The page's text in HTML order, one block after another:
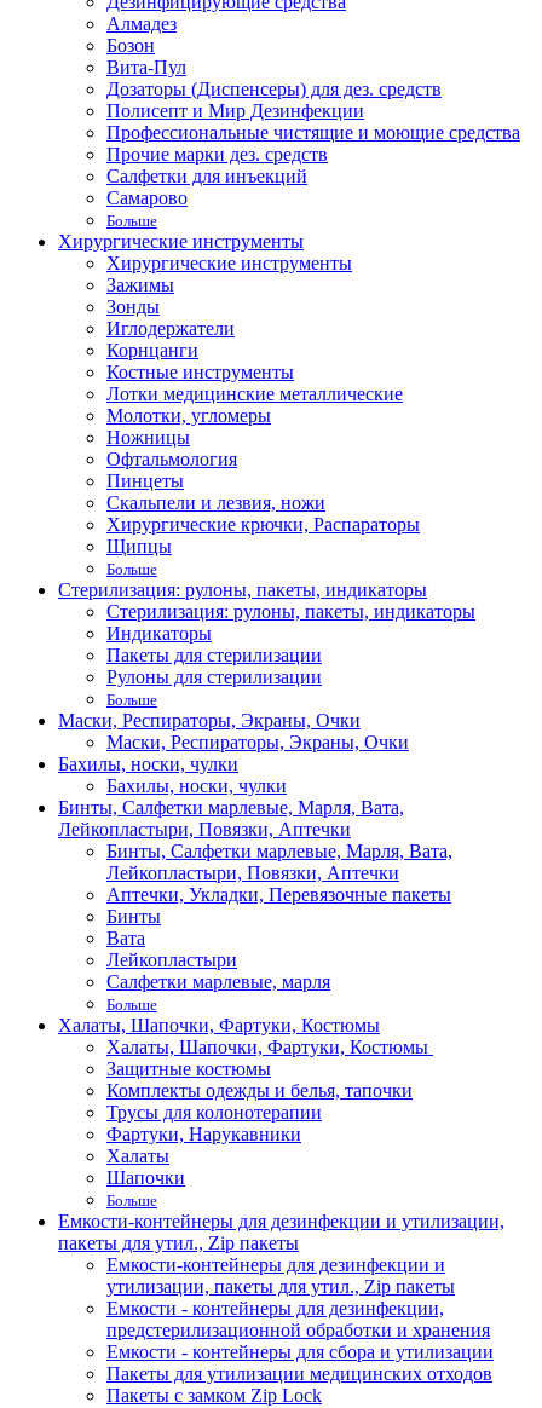
Алмадез
Бозон
Вита-Пул
Дозаторы (Диспенсеры) для дез. средств
Полисепт и Мир Дезинфекции
Профессиональные чистящие и моющие средства
Прочие марки дез. средств
Салфетки для инъекций
Самарово
Больше
Хирургические инструменты
Хирургические инструменты
Зажимы
Зонды
Иглодержатели
Корнцанги
Костные инструменты
Лотки медицинские металлические
Молотки, угломеры
Ножницы
Офтальмология
Пинцеты
Скальпели и лезвия, ножи
Хирургические крючки, Распараторы
Щипцы
Больше
Стерилизация: рулоны, пакеты, индикаторы
Стерилизация: рулоны, пакеты, индикаторы
Индикаторы
Пакеты для стерилизации
Рулоны для стерилизации
Больше
Маски, Респираторы, Экраны, Очки
Маски, Респираторы, Экраны, Очки
Бахилы, носки, чулки
Бахилы, носки, чулки
Бинты, Салфетки марлевые, Марля, Вата,
Лейкопластыри, Повязки, Аптечки
Бинты, Салфетки марлевые, Марля, Вата,
Лейкопластыри, Повязки, Аптечки
Аптечки, Укладки, Перевязочные пакеты
Бинты
Вата
Лейкопластыри
Салфетки марлевые, марля
Больше
Халаты, Шапочки, Фартуки, Костюмы
Халаты, Шапочки, Фартуки, Костюмы
Защитные костюмы
Комплекты одежды и белья, тапочки
Трусы для колонотерапии
Фартуки, Нарукавники
Халаты
Шапочки
Больше
Емкости-контейнеры для дезинфекции и утилизации,
пакеты для утил., Zip пакеты
Емкости-контейнеры для дезинфекции и
утилизации, пакеты для утил., Zip пакеты
Емкости - контейнеры для дезинфекции,
предстерилизационной обработки и хранения
Емкости - контейнеры для сбора и утилизации
Пакеты для утилизации медицинских отходов
Пакеты с замком Zip Lock